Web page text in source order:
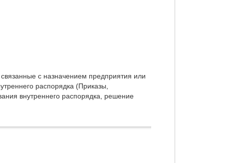
с назначением предприятия или
распорядка (Приказы,
внутреннего распорядка, решение